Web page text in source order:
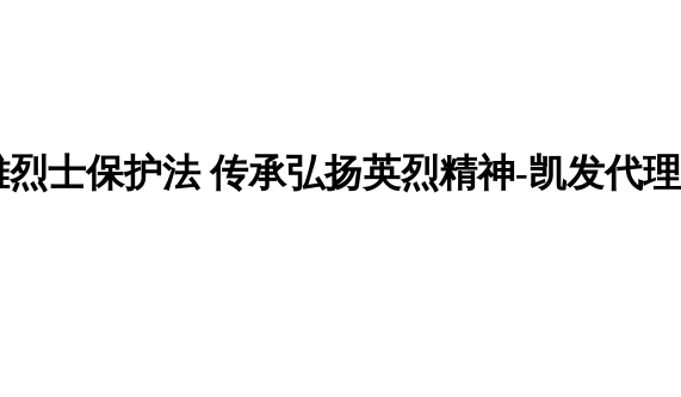
士保护法 传承弘扬英烈精神-凯发代理